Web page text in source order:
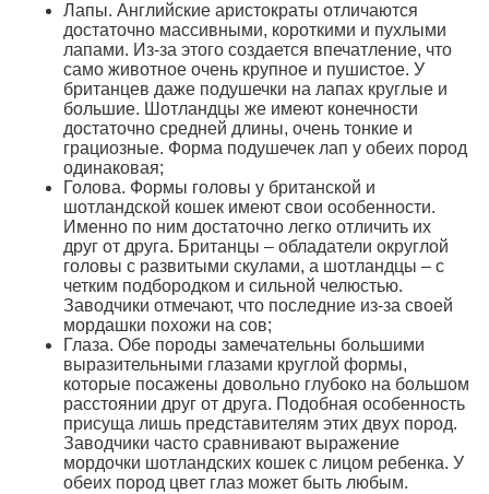
Лапы. Английские аристократы отличаются
достаточно массивными, короткими и пухлыми
лапами. Из-за этого создается впечатление, что
само животное очень крупное и пушистое. У
британцев даже подушечки на лапах круглые и
большие. Шотландцы же имеют конечности
достаточно средней длины, очень тонкие и
грациозные. Форма подушечек лап у обеих пород
одинаковая;
Голова. Формы головы у британской и
шотландской кошек имеют свои особенности.
Именно по ним достаточно легко отличить их
друг от друга. Британцы – обладатели округлой
головы с развитыми скулами, а шотландцы – с
четким подбородком и сильной челюстью.
Заводчики отмечают, что последние из-за своей
мордашки похожи на сов;
Глаза. Обе породы замечательны большими
выразительными глазами круглой формы,
которые посажены довольно глубоко на большом
расстоянии друг от друга. Подобная особенность
присуща лишь представителям этих двух пород.
Заводчики часто сравнивают выражение
мордочки шотландских кошек с лицом ребенка. У
обеих пород цвет глаз может быть любым.